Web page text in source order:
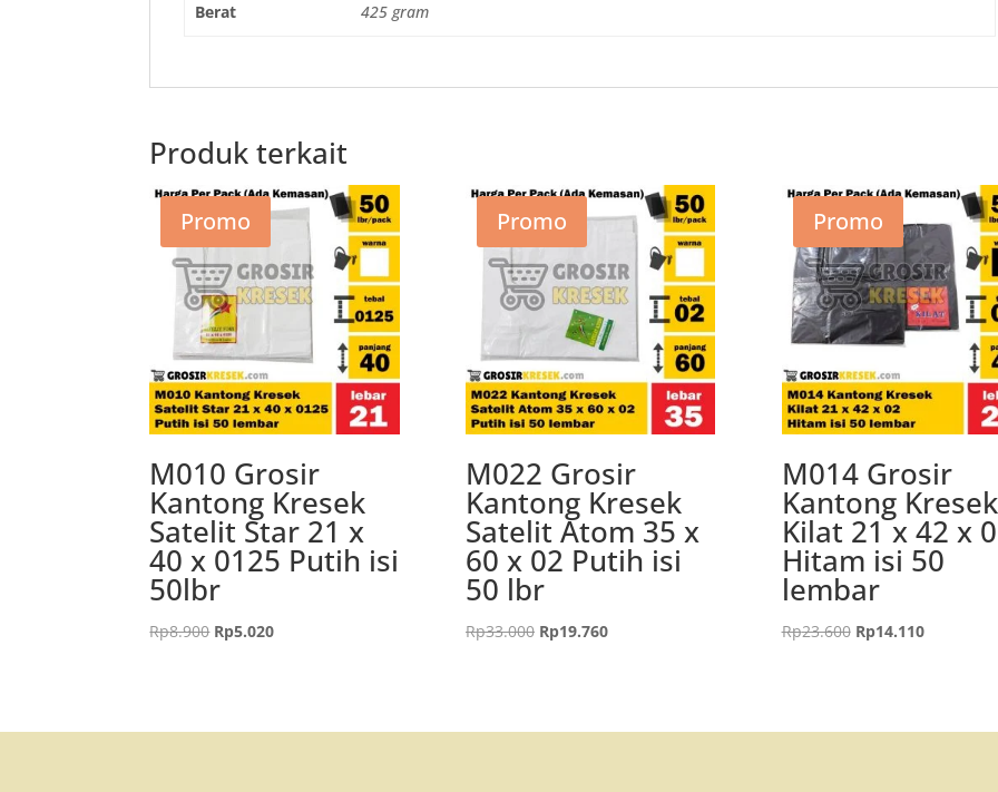
Berat 425 gram
Produk terkait
Promo
M010 Grosir
Kantong Kresek
Satelit Star 21 x
40 x 0125 Putih isi
50lbr
Rp8.900 Harga
Rp5.020Harga
Rp5.020.
Promo
M022 Grosir
Kantong Kresek
Satelit Atom 35 x
60 x 02 Putih isi
50 lbr
Rp33.000 Harga
Rp19.760Harga
Rp19.760.
Promo
M014 Grosir
Kantong Kresek
Kilat 21 x 42 x
Hitam isi 50
lembar
Rp23.600 Harga
Rp14.110Harga
Rp14.110.